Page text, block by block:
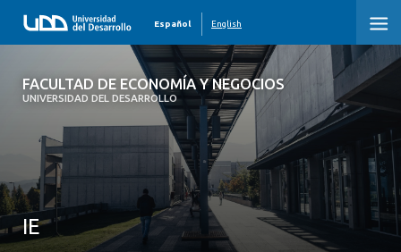
FACULTAD DE ECONOMÍA Y NEGOCIOS
UNIVERSIDAD DEL DESARROLLO
Español English
FACULTAD DE ECONOMÍA Y NEGOCIOS
QUIÉNES SOMOS
PREGRADO
POSTGRADO
IE